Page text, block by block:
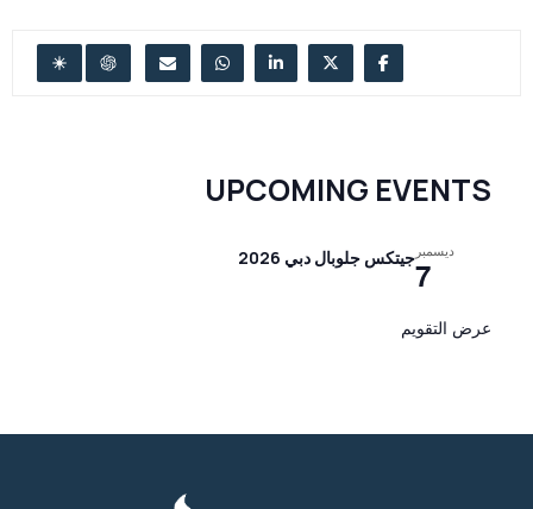
UPCOMING EVENTS
ديسمبر
7جيتكس جلوبال دبي 2026
عرض التقويم